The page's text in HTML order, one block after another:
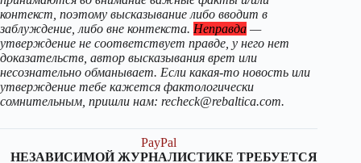
контекст, поэтому высказывание либо вводит в
заблуждение, либо вне контекста. Неправда —
утверждение не соответствует правде, у него нет
доказательств, автор высказывания врет или
несознательно обманывает. Если какая-то новость или
утверждение тебе кажется фактологически
сомнительным, пришли нам: recheck@rebaltica.com.
PayPal
НЕЗАВИСИМОЙ ЖУРНАЛИСТИКЕ ТРЕБУЕТСЯ